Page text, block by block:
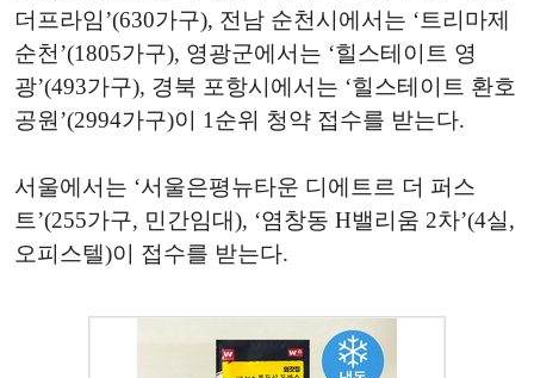
더프라임’(630가구), 전남 순천시에서는 ‘트리마제
순천’(1805가구), 영광군에서는 ‘힐스테이트 영
광’(493가구), 경북 포항시에서는 ‘힐스테이트 환호
공원’(2994가구)이 1순위 청약 접수를 받는다.
서울에서는 ‘서울은평뉴타운 디에트르 더 퍼스
트’(255가구, 민간임대), ‘염창동 H밸리움 2차’(4실,
오피스텔)이 접수를 받는다.